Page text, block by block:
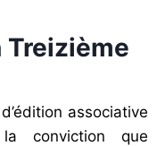
Treizième
associative
conviction que